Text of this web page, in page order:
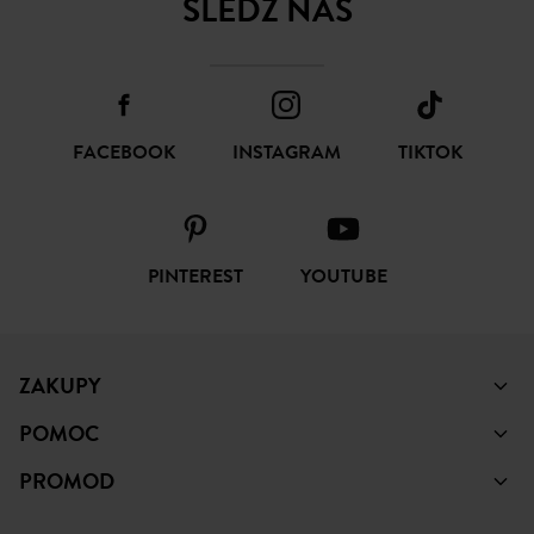
ŚLEDŹ NAS
FACEBOOK INSTAGRAM TIKTOK
PINTEREST YOUTUBE
ZAKUPY
POMOC
PROMOD